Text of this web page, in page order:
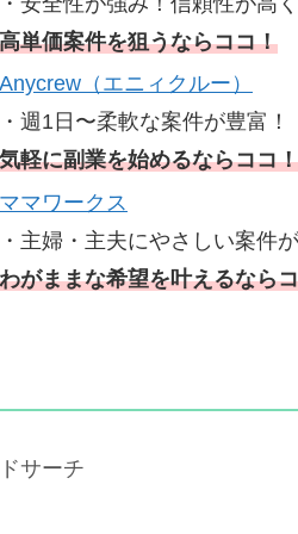
高単価案件を狙うならココ！
Anycrew（エニィクルー）
・週1日〜柔軟な案件が豊富！
気軽に副業を始めるならココ！
ママワークス
・主婦・主夫にやさしい案件が
わがままな希望を叶えるなら
サーチ